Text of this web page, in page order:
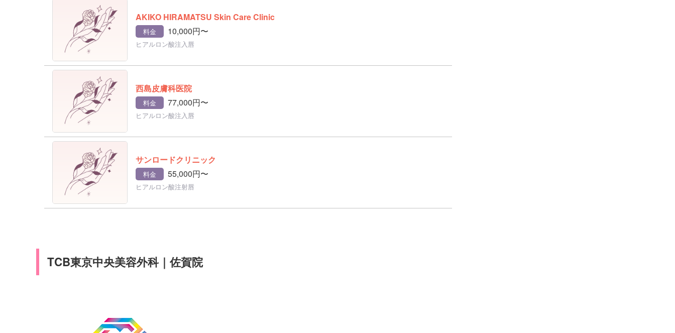
AKIKO HIRAMATSU Skin Care Clinic
料金 10,000円〜
ヒアルロン酸注入唇
西島皮膚科医院
料金 77,000円〜
ヒアルロン酸注入唇
サンロードクリニック
料金 55,000円〜
ヒアルロン酸注射唇
TCB東京中央美容外科｜佐賀院